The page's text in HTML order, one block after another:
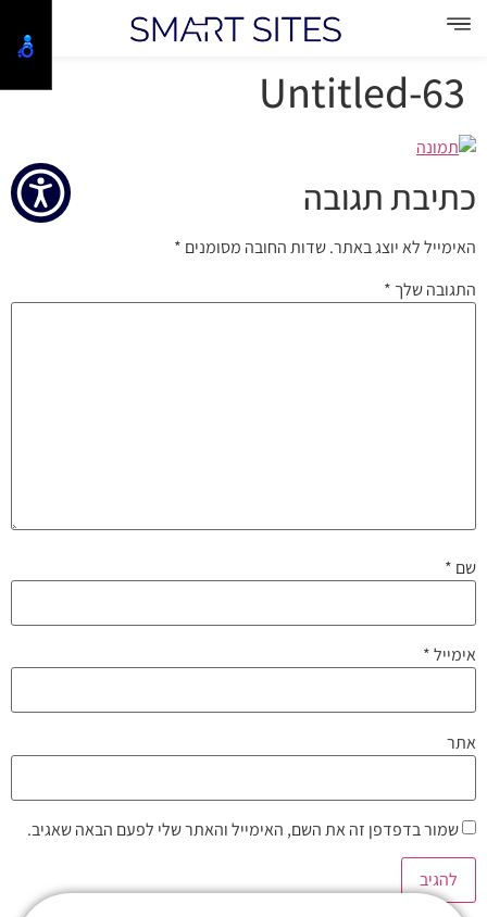
Untitled-63
כתיבת תגובה
האימייל לא יוצג באתר.שדות החובה מסומנים *
התגובה שלך *
שם *
אימייל*
אתר
שמור בדפדפן זה את השם, האימייל והאתר שלי לפעם הבאה שאגיב.